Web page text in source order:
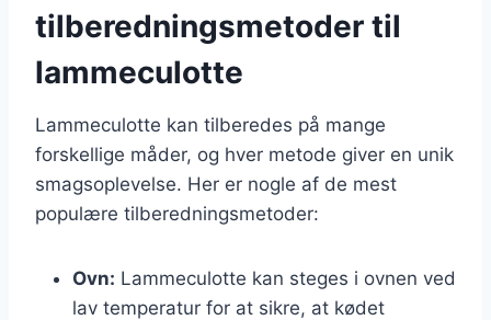
tilberedningsmetoder til
lammeculotte
Lammeculotte kan tilberedes på mange
forskellige måder, og hver metode giver en unik
smagsoplevelse. Her er nogle af de mest
populære tilberedningsmetoder:
Ovn: Lammeculotte kan steges i ovnen ved
lav temperatur for at sikre, at kødet